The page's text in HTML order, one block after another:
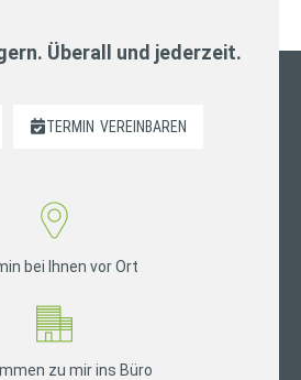
Überall und jederzeit.
TERMIN VEREINBAREN
bei Ihnen vor Ort
zu mir ins Büro